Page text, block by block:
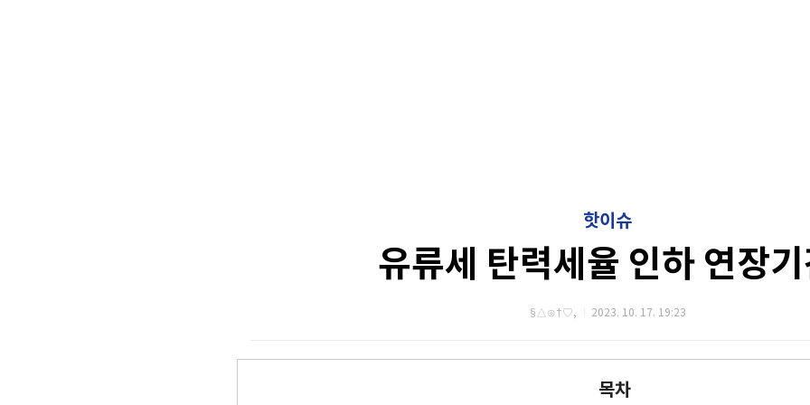
핫이슈
유류세 탄력세율 인하 연장
§△⊙†♡, 2023. 10. 17. 19:23
목차